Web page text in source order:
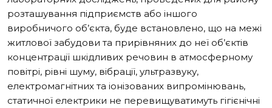
розташування підприємств або іншого
виробничого об’єкта, буде встановлено, що на межі
житлової забудови та прирівняних до неї об’єктів
концентрації шкідливих речовин в атмосферному
повітрі, рівні шуму, вібрації, ультразвуку,
електромагнітних та іонізованих випромінювань,
статичної електрики не перевищуватимуть гігієнічні